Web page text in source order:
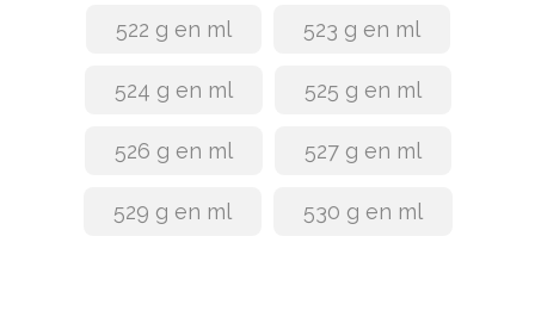
522 g en ml 523 g en ml
524 g en ml 525 g en ml
526 g en ml 527 g en ml
529 g en ml 530 g en ml